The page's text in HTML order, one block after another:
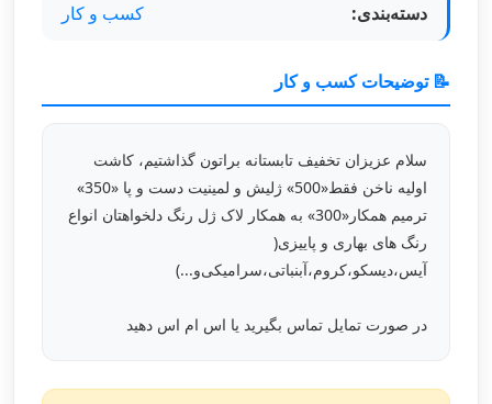
دسته‌بندی: کسب و کار
📝 توضیحات کسب و کار
سلام عزیزان تخفیف تابستانه براتون گذاشتیم، کاشت
اولیه ناخن فقط«500» ژلیش و لمینیت دست و پا «350»
ترمیم همکار«300» به همکار لاک ژل رنگ دلخواهتان انواع
رنگ های بهاری و پاییزی(
آیس،دیسکو،کروم،آبنباتی،سرامیکی‌و...)
در صورت تمایل تماس بگیرید یا اس ام اس دهید